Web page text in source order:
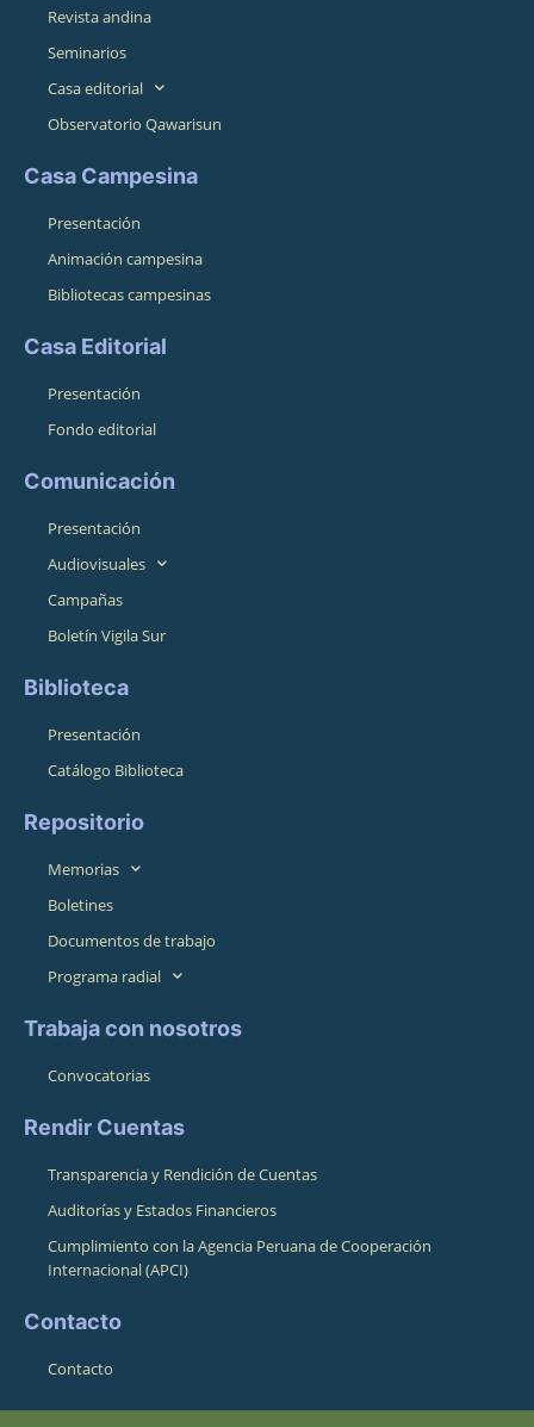
Revista andina
Seminarios
Casa editorial
Observatorio Qawarisun
Casa Campesina
Presentación
Animación campesina
Bibliotecas campesinas
Casa Editorial
Presentación
Fondo editorial
Comunicación
Presentación
Audiovisuales
Campañas
Boletín Vigila Sur
Biblioteca
Presentación
Catálogo Biblioteca
Repositorio
Memorias
Boletines
Documentos de trabajo
Programa radial
Trabaja con nosotros
Convocatorias
Rendir Cuentas
Transparencia y Rendición de Cuentas
Auditorías y Estados Financieros
Cumplimiento con la Agencia Peruana de Cooperación
Internacional (APCI)
Contacto
Contacto